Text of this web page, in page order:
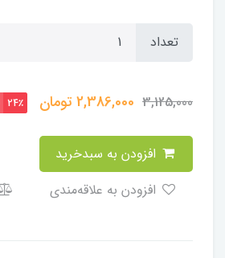
تعداد
3,125,000
2,386,000تومان 24٪